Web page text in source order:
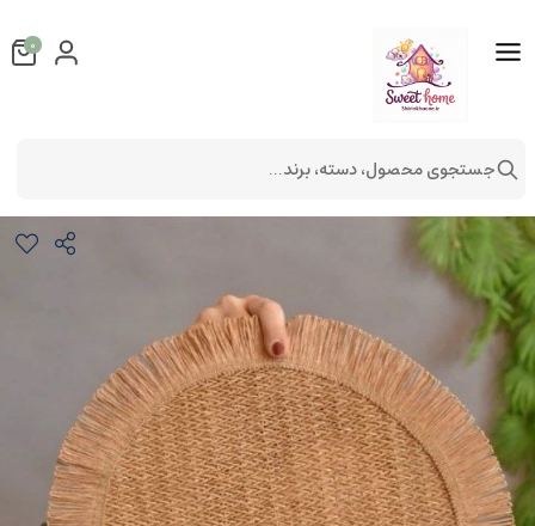
0
جستجوی محصول، دسته، برند...